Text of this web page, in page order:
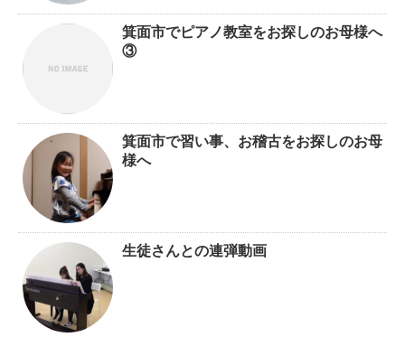
箕面市でピアノ教室をお探しのお母様へ
③
箕面市で習い事、お稽古をお探しのお母
様へ
生徒さんとの連弾動画